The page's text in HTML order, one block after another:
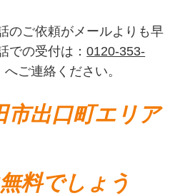
のご依頼がメールよりも早
での受付は：0120-353-
へご連絡ください。
市出口町エリア
料でしょう